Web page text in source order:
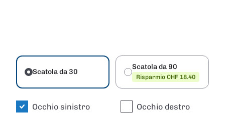
Scatola da 30
Scatola da 90
Risparmio CHF 18.40
Occhio sinistro Occhio destro